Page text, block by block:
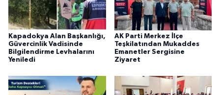
Kapadokya Alan Başkanlığı,
Güvercinlik Vadisinde
Bilgilendirme Levhalarını
Yeniledi
AK Parti Merkez İlçe
Teşkilatından Mukaddes
Emanetler Sergisine
Ziyaret